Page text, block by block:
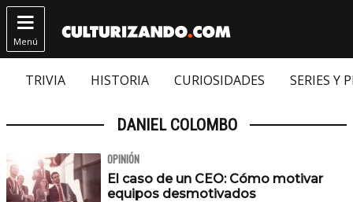

Menú
TRIVIA HISTORIA CURIOSIDADES SERIES Y
DANIEL COLOMBO
OPINIÓN
El caso de un CEO: Cómo motivar
equipos desmotivados